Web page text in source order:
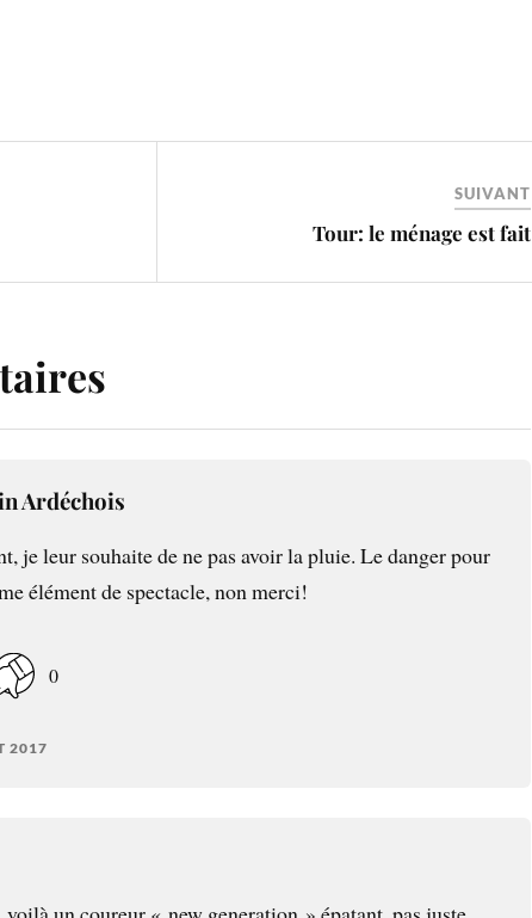
SUIVANT
Tour: le ménage est fait
Ardéchois
je leur souhaite de ne pas avoir la pluie. Le danger pour
élément de spectacle, non merci!
0
2017